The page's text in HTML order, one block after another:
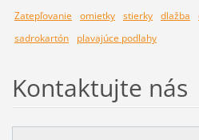
Zatepľovanie omietky stierky dlažba
sadrokartón
plavajúce podlahy
Kontaktujte nás